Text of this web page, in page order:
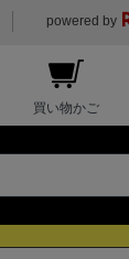
powered by
買い物かご